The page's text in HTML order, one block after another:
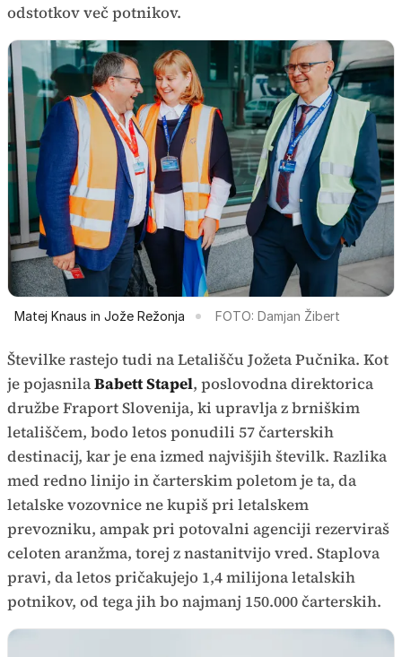
odstotkov več potnikov.
Matej Knaus in Jože Režonja FOTO: Damjan Žibert
Številke rastejo tudi na Letališču Jožeta Pučnika. Kot
je pojasnilaBabett Stapel, poslovodna direktorica
družbe Fraport Slovenija, ki upravlja z brniškim
letališčem, bodo letos ponudili 57 čarterskih
destinacij, kar je ena izmed najvišjih številk. Razlika
med redno linijo in čarterskim poletom je ta, da
letalske vozovnice ne kupiš pri letalskem
prevozniku, ampak pri potovalni agenciji rezerviraš
celoten aranžma, torej z nastanitvijo vred. Staplova
pravi, da letos pričakujejo 1,4 milijona letalskih
potnikov, od tega jih bo najmanj 150.000 čarterskih.